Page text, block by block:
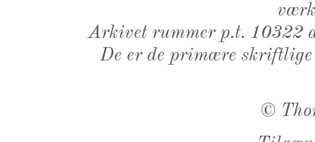
Arkivet rummer p.t. 10322
De er de primære
©